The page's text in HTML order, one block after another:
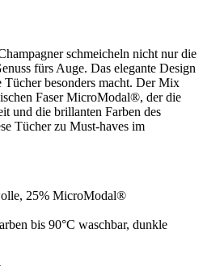
schmeicheln nicht nur die
fürs Auge. Das elegante Design
Tücher besonders macht. Der Mix
Faser MicroModal®, der die
und die brillanten Farben des
Tücher zu Must-haves im
25% MicroModal®
bis 90°C waschbar, dunkle